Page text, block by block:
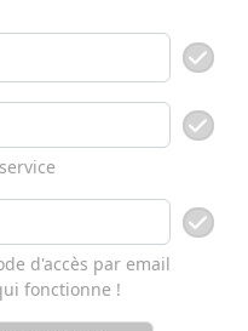
d'accès par email
fonctionne !